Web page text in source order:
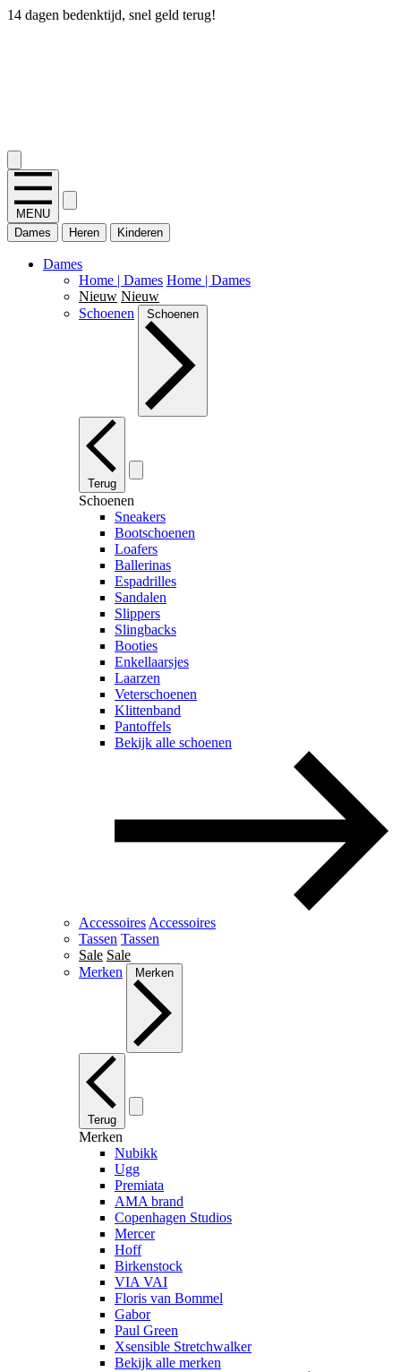
14 dagen bedenktijd, snel geld terug!
MENU
Dames
Heren Kinderen
Dames
Home | Dames Home | Dames
Nieuw Nieuw
Schoenen
Schoenen
Terug
Schoenen
Sneakers
Bootschoenen
Loafers
Ballerinas
Espadrilles
Sandalen
Slippers
Slingbacks
Booties
Enkellaarsjes
Laarzen
Veterschoenen
Klittenband
Pantoffels
Bekijk alle schoenen
Accessoires Accessoires
Tassen Tassen
Sale Sale
Merken
Merken
Terug
Merken
Nubikk
Ugg
Premiata
AMA brand
Copenhagen Studios
Mercer
Hoff
Birkenstock
VIA VAI
Floris van Bommel
Gabor
Paul Green
Xsensible Stretchwalker
Bekijk alle merken